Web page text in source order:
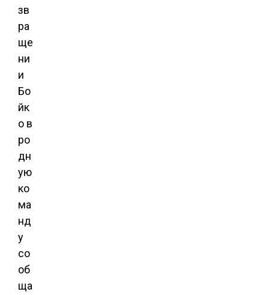
зв
ра
ще
ни
и
Бо
йк
о в
ро
дн
ую
ко
ма
нд
у
со
об
ща